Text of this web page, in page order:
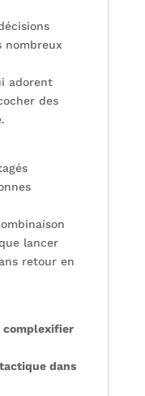
nombreux
adorent
des
lancer
retour en
complexifier
dans